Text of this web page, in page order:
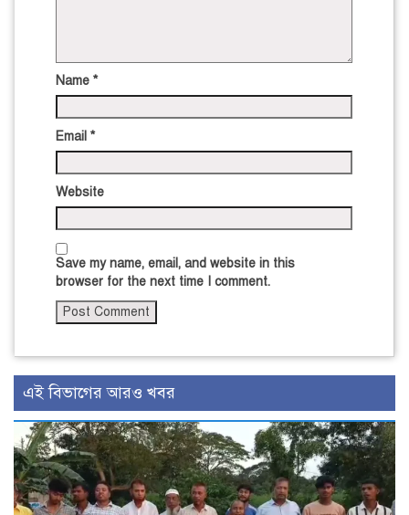
Name *
Email *
Website
Save my name, email, and website in this
browser for the next time I comment.
এই বিভাগের আরও খবর